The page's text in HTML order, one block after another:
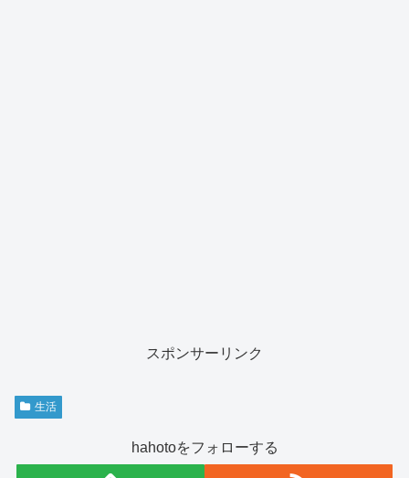
スポンサーリンク
生活
hahotoをフォローする